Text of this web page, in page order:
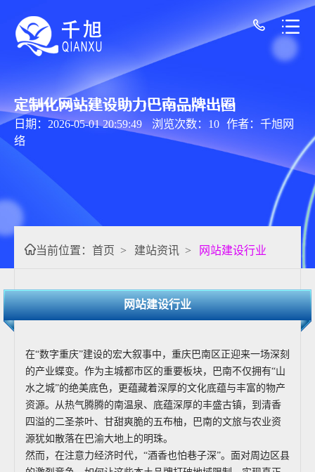
定制化网站建设助力巴南品牌出圈
日期：2026-05-01 20:59:49 浏览次数：10 作者：千旭网
络
当前位置： 首页 > 建站资讯 > 网站建设行业
网站建设行业
在“数字重庆”建设的宏大叙事中，重庆巴南区正迎来一场深刻
的产业蝶变。作为主城都市区的重要板块，巴南不仅拥有“山
水之城”的绝美底色，更蕴藏着深厚的文化底蕴与丰富的物产
资源。从热气腾腾的南温泉、底蕴深厚的丰盛古镇，到清香
四溢的二圣茶叶、甘甜爽脆的五布柚，巴南的文旅与农业资
源犹如散落在巴渝大地上的明珠。
然而，在注意力经济时代，“酒香也怕巷子深”。面对周边区县